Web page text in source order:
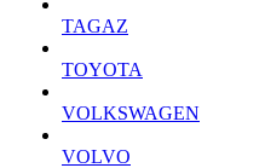
TAGAZ
TOYOTA
VOLKSWAGEN
VOLVO